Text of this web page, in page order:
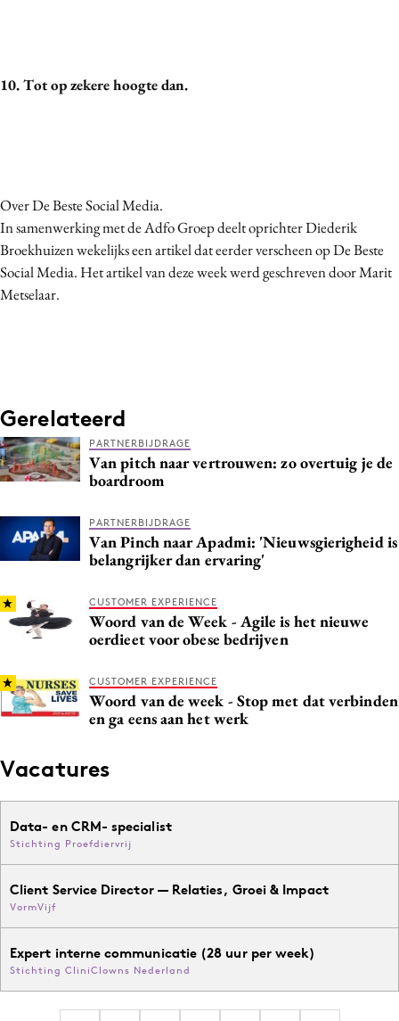
10. Tot op zekere hoogte dan.
Over De Beste Social Media.
In samenwerking met de Adfo Groep deelt oprichter Diederik
Broekhuizen wekelijks een artikel dat eerder verscheen op De Beste
Social Media. Het artikel van deze week werd geschreven door Marit
Metselaar.
Gerelateerd
PARTNERBIJDRAGE
Van pitch naar vertrouwen: zo overtuig je de
boardroom
PARTNERBIJDRAGE
Van Pinch naar Apadmi: 'Nieuwsgierigheid is
belangrijker dan ervaring'
CUSTOMER EXPERIENCE
Woord van de Week - Agile is het nieuwe
oerdieet voor obese bedrijven
CUSTOMER EXPERIENCE
Woord van de week - Stop met dat verbinden
en ga eens aan het werk
Vacatures
Data- en CRM- specialist
Stichting Proefdiervrij
Client Service Director — Relaties, Groei & Impact
VormVijf
Expert interne communicatie (28 uur per week)
Stichting CliniClowns Nederland